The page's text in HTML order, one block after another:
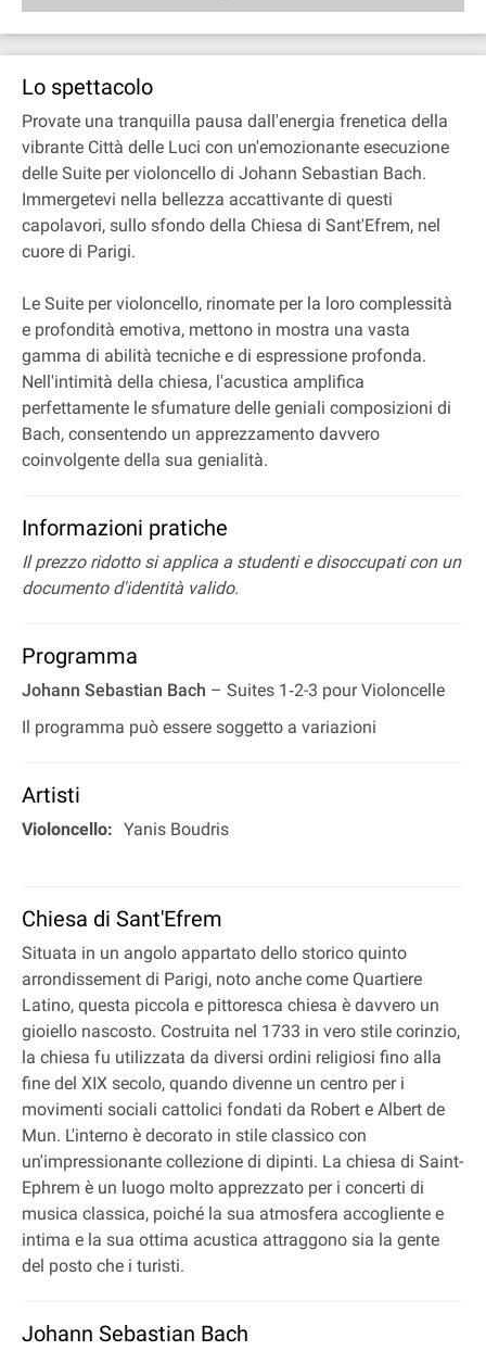
Lo spettacolo
Provate una tranquilla pausa dall'energia frenetica della
vibrante Città delle Luci con un'emozionante esecuzione
delle Suite per violoncello di Johann Sebastian Bach.
Immergetevi nella bellezza accattivante di questi
capolavori, sullo sfondo della Chiesa di Sant'Efrem, nel
cuore di Parigi.
Le Suite per violoncello, rinomate per la loro complessità
e profondità emotiva, mettono in mostra una vasta
gamma di abilità tecniche e di espressione profonda.
Nell'intimità della chiesa, l'acustica amplifica
perfettamente le sfumature delle geniali composizioni di
Bach, consentendo un apprezzamento davvero
coinvolgente della sua genialità.
Informazioni pratiche
Il prezzo ridotto si applica a studenti e disoccupati con un
documento d'identità valido.
Programma
Johann Sebastian Bach – Suites 1‐2-3 pour Violoncelle
Il programma può essere soggetto a variazioni
Artisti
Violoncello: Yanis Boudris
Chiesa di Sant'Efrem
Situata in un angolo appartato dello storico quinto
arrondissement di Parigi, noto anche come Quartiere
Latino, questa piccola e pittoresca chiesa è davvero un
gioiello nascosto. Costruita nel 1733 in vero stile corinzio,
la chiesa fu utilizzata da diversi ordini religiosi fino alla
fine del XIX secolo, quando divenne un centro per i
movimenti sociali cattolici fondati da Robert e Albert de
Mun. L'interno è decorato in stile classico con
un'impressionante collezione di dipinti. La chiesa di Saint-
Ephrem è un luogo molto apprezzato per i concerti di
musica classica, poiché la sua atmosfera accogliente e
intima e la sua ottima acustica attraggono sia la gente
del posto che i turisti.
Johann Sebastian Bach